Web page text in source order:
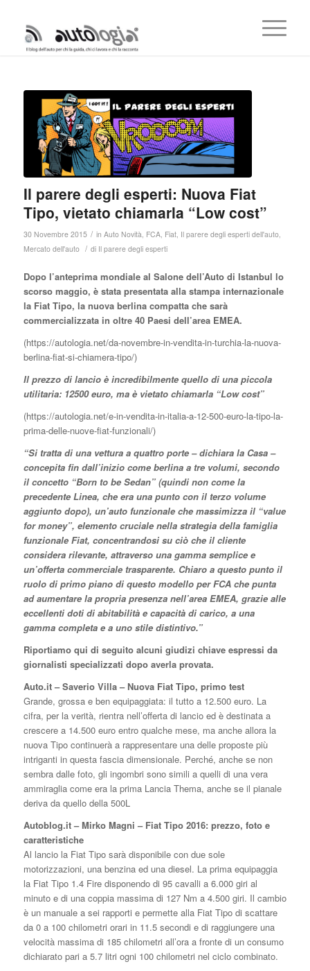
Il parere degli esperti: Nuova Fiat
Tipo, vietato chiamarla “Low cost”
30 Novembre 2015 / in Auto Novità FCA, Fiat, Il parere degli esperti dell'auto,
Mercato dell'auto / di Il parere degli esperti
Dopo l’anteprima mondiale al Salone dell’Auto di Istanbul lo
scorso maggio, è stata presentata alla stampa internazionale
la Fiat Tipo, la nuova berlina compatta che sarà
commercializzata in oltre 40 Paesi dell’area EMEA.
(https://autologia.net/da-novembre-in-vendita-in-turchia-la-nuova-
berlina-fiat-si-chiamera-tipo/)
Il prezzo di lancio è incredibilmente quello di una piccola
utilitaria: 12500 euro, ma è vietato chiamarla “Low cost”
(https://autologia.net/e-in-vendita-in-italia-a-12-500-euro-la-tipo-la-
prima-delle-nuove-fiat-funzionali/)
“Si tratta di una vettura a quattro porte – dichiara la Casa –
concepita fin dall’inizio come berlina a tre volumi, secondo
il concetto “Born to be Sedan” (quindi non come la
precedente Linea, che era una punto con il terzo volume
aggiunto dopo), un’auto funzionale che massimizza il “value
for money”, elemento cruciale nella strategia della famiglia
funzionale Fiat, concentrandosi su ciò che il cliente
considera rilevante, attraverso una gamma semplice e
un’offerta commerciale trasparente. Chiaro a questo punto il
ruolo di primo piano di questo modello per FCA che punta
ad aumentare la propria presenza nell’area EMEA, grazie alle
eccellenti doti di abitabilità e capacità di carico, a una
gamma completa e a uno stile distintivo.”
Riportiamo qui di seguito alcuni giudizi chiave espressi da
giornalisti specializzati dopo averla provata.
Auto.it – Saverio Villa – Nuova Fiat Tipo, primo test
Grande, grossa e ben equipaggiata: il tutto a 12.500 euro. La
cifra, per la verità, rientra nell’offerta di lancio ed è destinata a
crescere a 14.500 euro entro qualche mese, ma anche allora la
nuova Tipo continuerà a rappresentare una delle proposte più
intriganti in questa fascia dimensionale. Perché, anche se non
sembra dalle foto, gli ingombri sono simili a quelli di una vera
ammiraglia come era la prima Lancia Thema, anche se il pianale
deriva da quello della 500L
Autoblog.it – Mirko Magni – Fiat Tipo 2016: prezzo, foto e
caratteristiche
Al lancio la Fiat Tipo sarà disponibile con due sole
motorizzazioni, una benzina ed una diesel. La prima equipaggia
la Fiat Tipo 1.4 Fire disponendo di 95 cavalli a 6.000 giri al
minuto e di una coppia massima di 127 Nm a 4.500 giri. Il cambio
è un manuale a sei rapporti e permette alla Fiat Tipo di scattare
da 0 a 100 chilometri orari in 11.5 secondi e di raggiungere una
velocità massima di 185 chilometri all’ora a fronte di un consumo
dichiarato pari a 5.7 litri ogni 100 chilometri nel ciclo combinato.